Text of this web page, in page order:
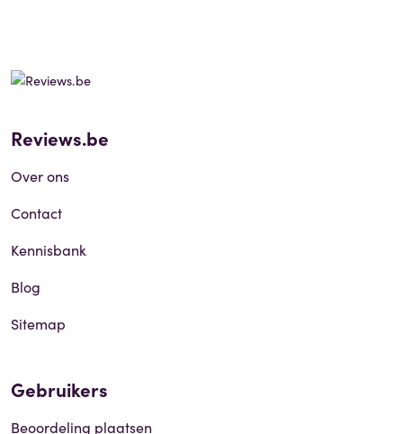
Reviews.be
Over ons
Contact
Kennisbank
Blog
Sitemap
Gebruikers
Beoordeling plaatsen